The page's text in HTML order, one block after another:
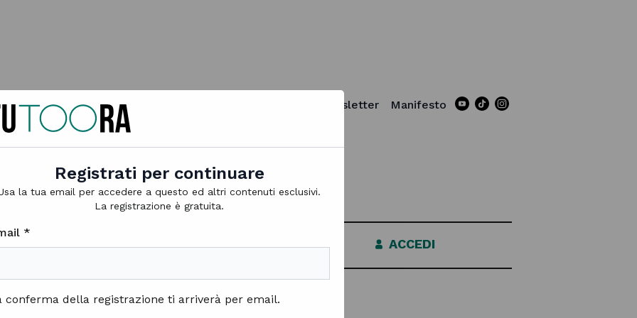
Newsletter
Manifesto
SOCIETÀ ECONOMIA ACCEDI
Registrati per continuare
la tua email per accedere a questo ed altri contenuti esclusivi.
La registrazione è gratuita.
*
conferma della registrazione ti arriverà per email.